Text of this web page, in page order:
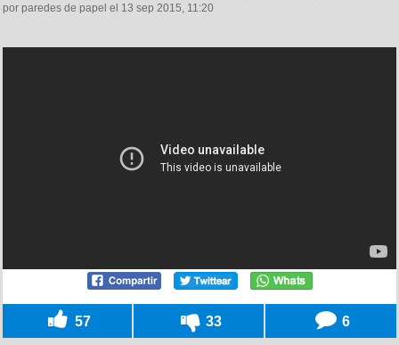
por paredes de papel el 13 sep 2015, 11:20
57 33 6